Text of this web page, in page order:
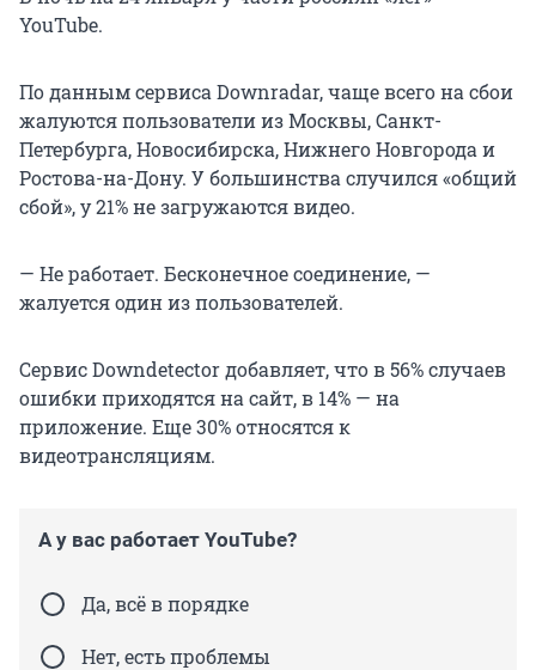
YouTube.
По данным сервиса Downradar, чаще всего на сбои
жалуются пользователи из Москвы, Санкт-
Петербурга, Новосибирска, Нижнего Новгорода и
Ростова-на-Дону. У большинства случился «общий
сбой», у 21% не загружаются видео.
— Не работает. Бесконечное соединение, —
жалуется один из пользователей.
Сервис Downdetector добавляет, что в 56% случаев
ошибки приходятся на сайт, в 14% — на
приложение. Еще 30% относятся к
видеотрансляциям.
А у вас работает YouTube?
Да, всё в порядке
Нет, есть проблемы